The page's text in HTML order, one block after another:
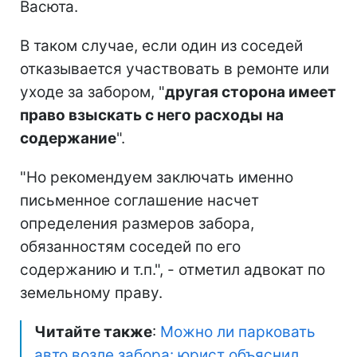
Васюта.
В таком случае, если один из соседей
отказывается участвовать в ремонте или
уходе за забором, "другая сторона имеет
право взыскать с него расходы на
содержание".
"Но рекомендуем заключать именно
письменное соглашение насчет
определения размеров забора,
обязанностям соседей по его
содержанию и т.п.", - отметил адвокат по
земельному праву.
Читайте также: Можно ли парковать